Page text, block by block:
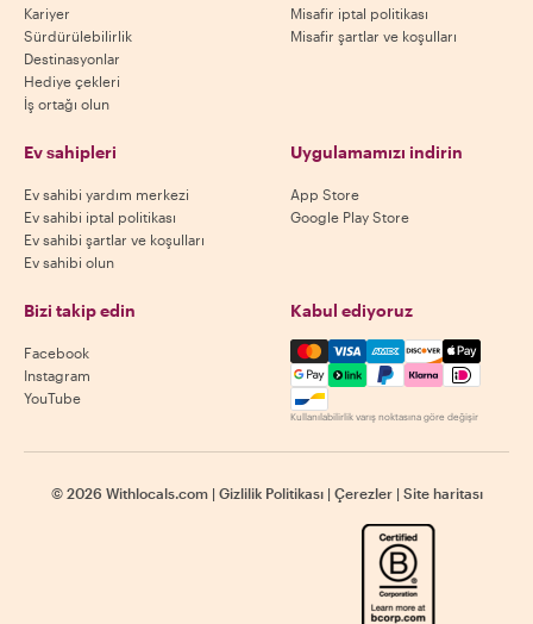
Kariyer
Sürdürülebilirlik
Destinasyonlar
Hediye çekleri
İş ortağı olun
Misafir iptal politikası
Misafir şartlar ve koşulları
Ev sahipleri
Ev sahibi yardım merkezi
Ev sahibi iptal politikası
Ev sahibi şartlar ve koşulları
Ev sahibi olun
Uygulamamızı indirin
App Store
Google Play Store
Bizi takip edin
Facebook
Instagram
YouTube
Kabul ediyoruz
Mastercard, Visa, Amex,
Kullanılabilirlik varış noktasına göre değişir
© 2026 Withlocals.com | Gizlilik Politikası | Çerezler | Site haritası